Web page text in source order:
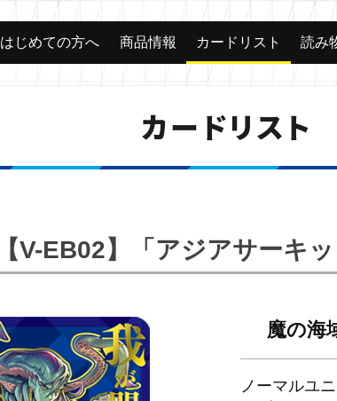
はじめての方へ 商品情報 カードリスト 読み
カードリスト
【V-EB02】「アジアサーキッ
魔の海
ノーマルユ